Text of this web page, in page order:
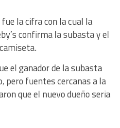
la cifra con la cual la
confirma la subasta y el
el ganador de la subasta
pero fuentes cercanas a la
que el nuevo dueño seria